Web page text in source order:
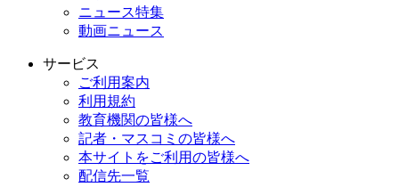
ニュース特集
動画ニュース
サービス
ご利用案内
利用規約
教育機関の皆様へ
記者・マスコミの皆様へ
本サイトをご利用の皆様へ
配信先一覧